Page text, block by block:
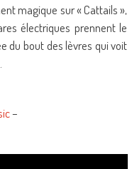
magique sur « Cattails »,
électriques prennent le
du bout des lèvres qui voit
–